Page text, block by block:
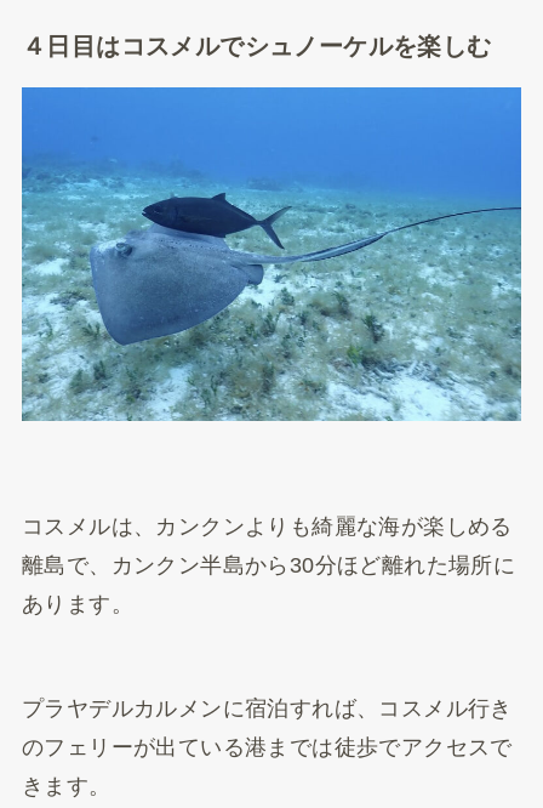
４日目はコスメルでシュノーケルを楽しむ
コスメルは、カンクンよりも綺麗な海が楽しめる
離島で、カンクン半島から30分ほど離れた場所に
あります。
プラヤデルカルメンに宿泊すれば、コスメル行き
のフェリーが出ている港までは徒歩でアクセスで
きます。